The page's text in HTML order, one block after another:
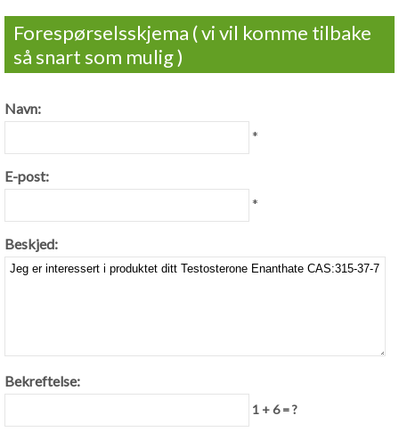
Forespørselsskjema ( vi vil komme tilbake
så snart som mulig )
Navn:
*
E-post:
*
Beskjed:
Bekreftelse:
1 + 6 = ?